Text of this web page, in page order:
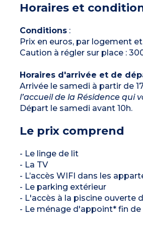
1 chambre avec 2 lits simples
Salle de douche
Terrasse et jardinet privatif
Climatisation
Horaires et
Conditions:
Prix en euros, par logement
Caution à régler sur place :
Horaires d'arrivée et de
Arrivée le samedi à partir de
l’accueil de la Résidence qui
Départ le samedi avant 10h.
Le prix comprend
- Le linge de lit
- La TV
- L’accès WIFI dans les
- Le parking extérieur
- L'accès à la piscine ouverte
- Le ménage d'appoint* fin de